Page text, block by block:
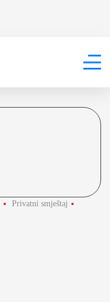
Privatni smještaj